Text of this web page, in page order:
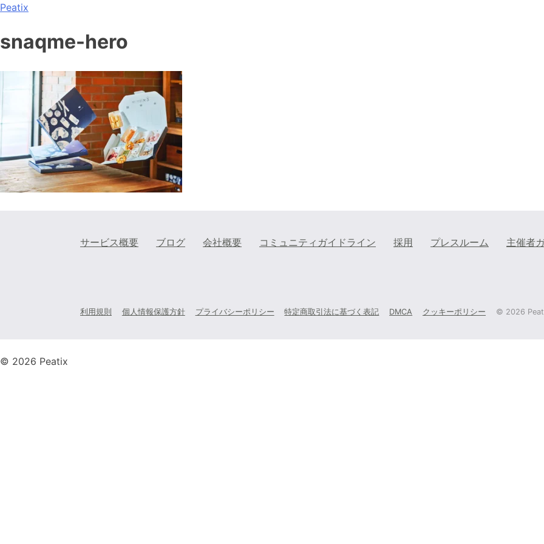
Peatix
snaqme-hero
サービス概要 ブログ 会社概要 コミュニティガイドライン 採用 プレスルーム 主催者
利用規則 個人情報保護方針 プライバシーポリシー 特定商取引法に基づく表記 DMCA クッキーポリシー © 2026
© 2026 Peatix